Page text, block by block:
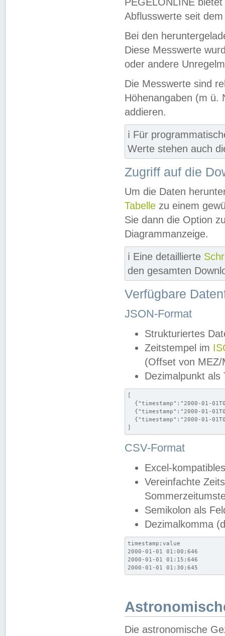
Abflusswerte seit
Bei den
Diese Messwerte
oder andere
Die Messwerte sind
Höhenangaben (m ü.
addieren.
ℹ️ Für
Werte stehen auch
Zugriff auf die
Um die Daten
Tabelle zu einem
Sie dann die Option
Diagrammanzeige.
ℹ️ Eine detaillierte
den gesamten
Verfügbare
JSON-Format
Strukturiertes
Zeitstempel im
(Offset von MEZ/
Dezimalpunkt als
[
{"timestamp":"2000-01-
{"timestamp":"2000-01-
{"timestamp":"2000-01-
]
CSV-Format
Excel-
Vereinfachte
Semikolon als
Dezimalkomma
timestamp;value
2000-01-01 01:00;646
2000-01-01 01:15;646
2000-01-01 01:30;645
Die astronomische